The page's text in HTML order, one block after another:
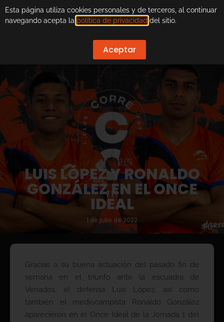
LUIS LÓPEZ Y RONALDO
GONZÁLEZ EN EL ONCE
IDEAL
1 de julio de 2022
Gracias a su buena actuación del pasado fin de
semana en el triunfo ante la escuadra de
Venados, el defensa Luis López, así como
también el mediocampista Ronaldo González
aparecieron en el Once Ideal de la Jornada 1 del
Esta página utiliza cookies personales y de terceros, al continuar
navegando acepta la política de privacidad del sitio.
Aceptar